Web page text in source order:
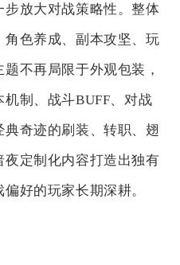
放大对战策略性。整体
色养成、副本攻坚、玩
不再局限于外观包装，
制、战斗BUFF、对战
奇迹的刷装、转职、翅
定制化内容打造出独有
好的玩家长期深耕。